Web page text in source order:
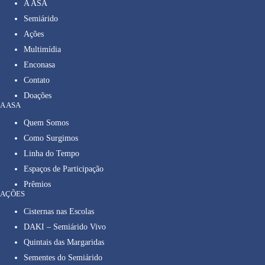
A ASA
Semiárido
Ações
Multimídia
Enconasa
Contato
Doações
A ASA
Quem Somos
Como Surgimos
Linha do Tempo
Espaços de Participação
Prêmios
AÇÕES
Cisternas nas Escolas
DAKI – Semiárido Vivo
Quintais das Margaridas
Sementes do Semiárido